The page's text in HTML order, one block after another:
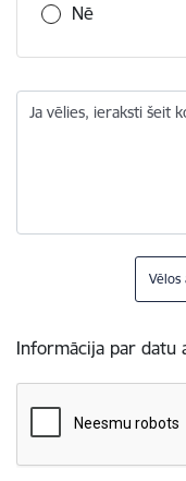
Nē
Ja vēlies, ieraksti šeit
Vēlos
Informācija par datu